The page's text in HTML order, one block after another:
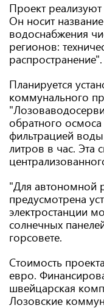
Проект
Он носит
водоснабжения
регионов:
распространение".
Планируется
коммунального
обратного
фильтрацией
литров в час. Эта
"Для автономной
предусмотрена
электростанции
солнечных
горсовете.
Стоимость
евро.
швейцарская
Лозовские